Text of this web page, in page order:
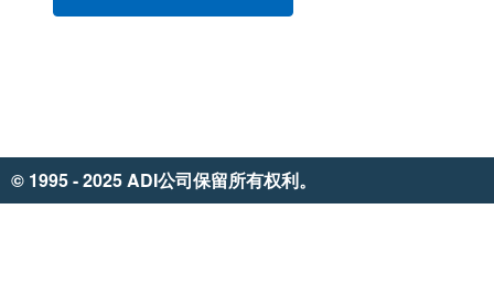
© 1995 - 2025 ADI公司保留所有权利。